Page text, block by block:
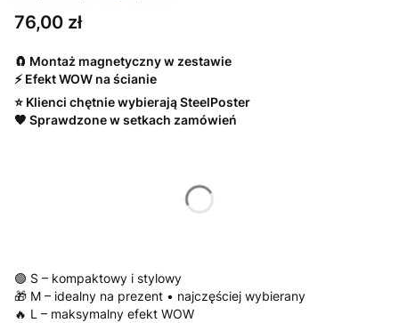
Cena
76,00 zł
🧲 Montaż magnetyczny w zestawie
⚡ Efekt WOW na ścianie
⭐ Klienci chętnie wybierają SteelPoster
🧡 Sprawdzone w setkach zamówień
🟢 S – kompaktowy i stylowy
🎁 M – idealny na prezent • najczęściej wybierany
🔥 L – maksymalny efekt WOW